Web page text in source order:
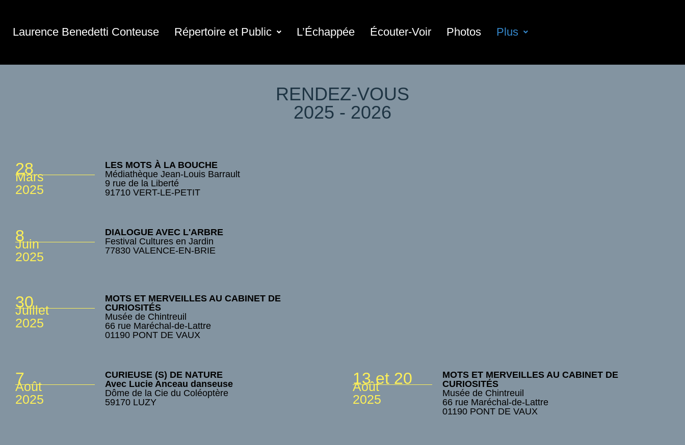
Laurence Benedetti Conteuse Répertoire et Public L’Échappée Écouter-Voir Photos Plus
RENDEZ-VOUS
2025 - 2026
28
Mars
2025
LES MOTS À LA BOUCHE
Médiathèque Jean-Louis Barrault
9 rue de la Liberté
91710 VERT-LE-PETIT
8
Juin
2025
DIALOGUE AVEC L'ARBRE
Festival Cultures en Jardin
77830 VALENCE-EN-BRIE
30
Juillet
2025
MOTS ET MERVEILLES AU CABINET DE
CURIOSITÉS
Musée de Chintreuil
66 rue Maréchal-de-Lattre
01190 PONT DE VAUX
7
Août
2025
CURIEUSE (S) DE NATURE
Avec Lucie Anceau danseuse
Dôme de la Cie du Coléoptère
59170 LUZY
13 et 20
Août
2025
MOTS ET MERVEILLES AU CABINET DE
CURIOSITÉS
Musée de Chintreuil
66 rue Maréchal-de-Lattre
01190 PONT DE VAUX